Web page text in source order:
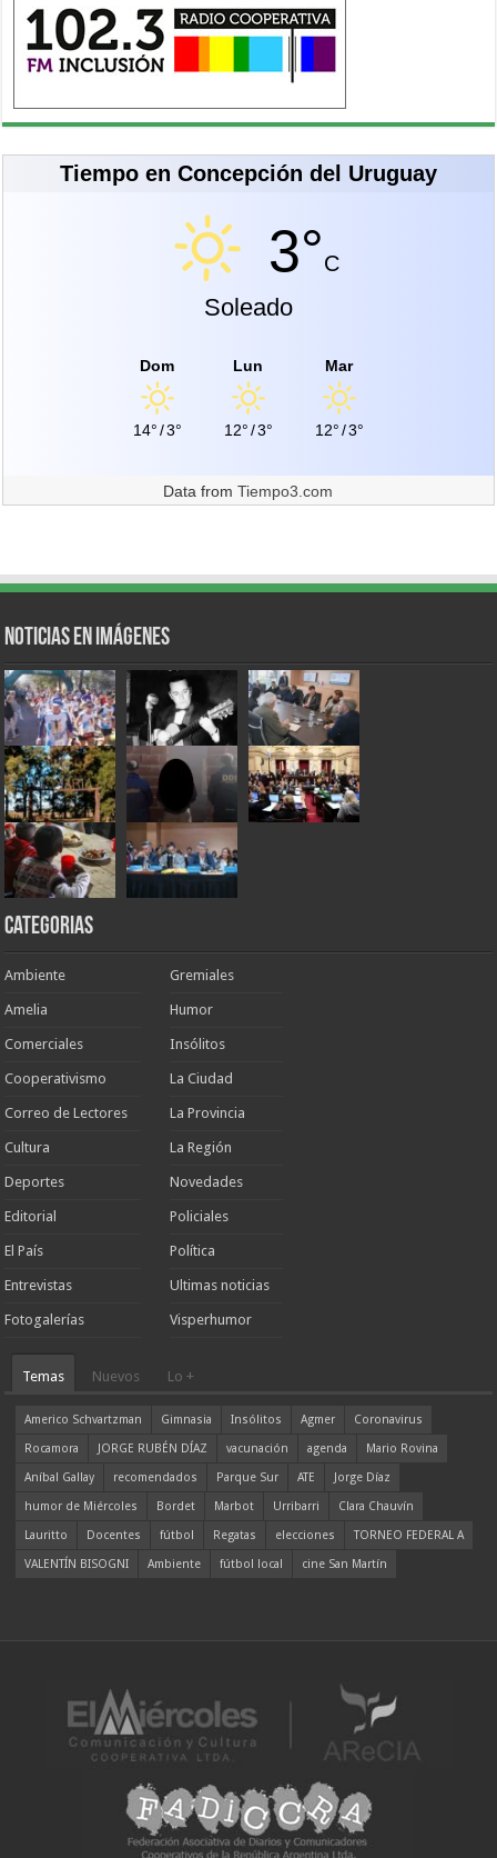
Tiempo en Concepción del Uruguay
3°C
Soleado
Dom
14°/3°
Lun
12°/3°
Mar
12°/3°
Data fromTiempo3.com
Noticias en Imágenes
Categorias
Ambiente
Amelia
Comerciales
Cooperativismo
Correo de Lectores
Cultura
Deportes
Editorial
El País
Entrevistas
Fotogalerías
Gremiales
Humor
Insólitos
La Ciudad
La Provincia
La Región
Novedades
Policiales
Política
Ultimas noticias
Visperhumor
Temas Nuevos Lo +
Americo Schvartzman Gimnasia Insólitos Agmer
Coronavirus
Rocamora
JORGE RUBÉN DÍAZ vacunación agenda
Mario Rovina
Aníbal Gallay
recomendados Parque Sur ATE
Jorge Díaz
humor de Miércoles
Bordet Marbot Urribarri
Clara Chauvín
Lauritto
Docentes fútbol Regatas elecciones
TORNEO FEDERAL A
VALENTÍN BISOGNI
Ambiente fútbol local cine San Martín